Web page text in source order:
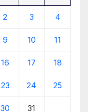
2 3 4
9 10 11
16 17 18
23 24 25
30 31